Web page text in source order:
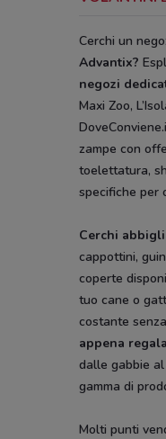
Cerchi un
Advantix?
negozi
Maxi Zoo,
zampe con
toelettatura,
specifiche per
Cerchi
cappottini,
coperte
tuo cane o
costante
appena
dalle gabbie
gamma di
Molti punti